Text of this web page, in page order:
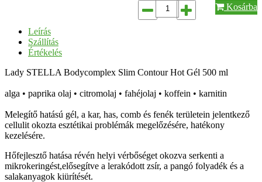
Kosárba
Leírás
Szállítás
Értékelés
Lady STELLA Bodycomplex Slim Contour Hot Gél 500 ml
alga • paprika olaj • citromolaj • fahéjolaj • koffein • karnitin
Melegítő hatású gél, a kar, has, comb és fenék területein jelentkező
cellulit okozta esztétikai problémák megelőzésére, hatékony
kezelésére.
Hőfejlesztő hatása révén helyi vérbőséget okozva serkenti a
mikrokeringést,elősegítve a lerakódott zsír, a pangó folyadék és a
salakanyagok kiürítését.